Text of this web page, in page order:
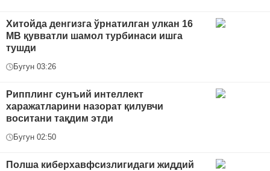
Хитойда денгизга ўрнатилган улкан 16
МВ қувватли шамол турбинаси ишга
тушди
Бугун 03:26
Рипплинг сунъий интеллект
харажатларини назорат қилувчи
воситани тақдим этди
Бугун 02:50
Полша киберхавфсизлигидаги жиддий